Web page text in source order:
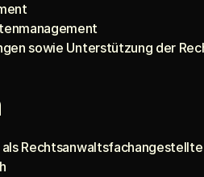
sowie Unterstützung der